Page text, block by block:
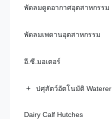
พัดลมดูดอากาศอุตสาหกรรม
พัดลมเพดานอุตสาหกรรม
อี.ซี.มอเตอร์
+ ปศุสัตว์อัตโนมัติ Waterer
Dairy Calf Hutches